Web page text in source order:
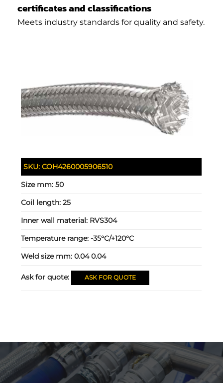
certificates and classifications
Meets industry standards for quality and safety.
SKU:COH4260005906510
Size mm:50
Coil length:25
Inner wall material: RVS304
Temperature range:-35°C/+120°C
Weld size mm:0.04 0.04
Ask for quote: ASK FOR QUOTE